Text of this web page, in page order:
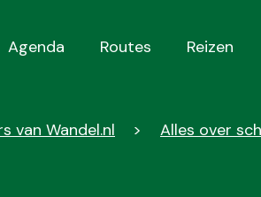
Agenda Routes Reizen
van Wandel.nl Alles over